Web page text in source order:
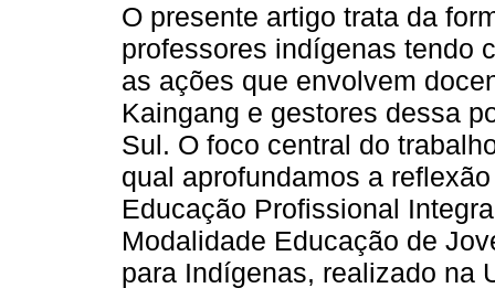
O presente artigo trata da
professores indígenas tendo
as ações que envolvem
Kaingang e gestores dessa
Sul. O foco central do
qual aprofundamos a
Educação Profissional
Modalidade Educação de
para Indígenas, realizado na